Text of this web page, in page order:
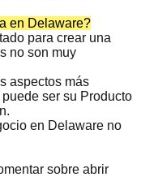
en Delaware?
para crear una
no son muy
aspectos más
ser su Producto
en Delaware no
sobre abrir